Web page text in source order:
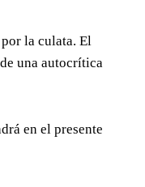
la culata. El
una autocrítica
en el presente